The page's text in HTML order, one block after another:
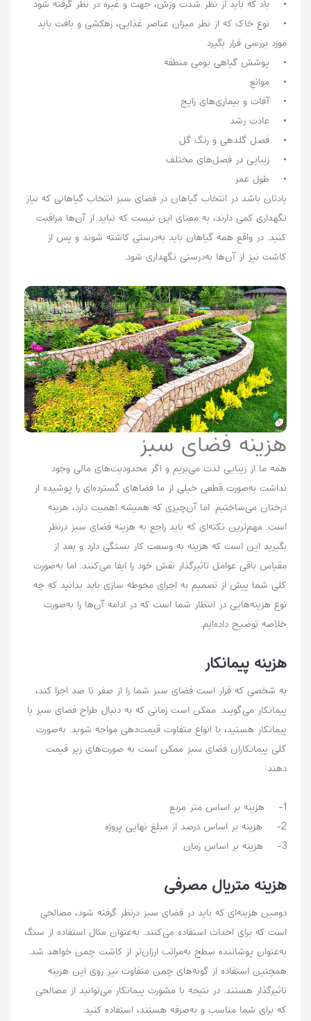
• باد که باید از نظر شدت وزش، جهت و غیره در نظر گرفته شود
• نوع خاک که از نظر میزان عناصر غذایی، زهکشی و بافت باید
مورد بررسی قرار بگیرد
• پوشش گیاهی بومی منطقه
• موانع
• آفات و بیماری‌های رایج
• عادت رشد
• فصل گلدهی و رنگ گل
• زیبایی در فصل‌های مختلف
• طول عمر
یادتان باشد در انتخاب گیاهان در فضای سبز انتخاب گیاهانی که نیاز
نگهداری کمی دارند، به معنای این نیست که نباید از آن‌ها مراقبت
کنید. در واقع همه گیاهان باید به‌درستی کاشته شوند و پس از
کاشت نیز از آن‌ها به‌درستی نگهداری شود.
هزینه فضای سبز
همه ما از زیبایی لذت می‌بریم و اگر محدودیت‌های مالی وجود
نداشت به‌صورت قطعی خیلی از ما فضاهای گسترده‌ای را پوشیده از
درختان می‌ساختیم. اما آن‌چیزی که همیشه اهمیت دارد، هزینه
است. مهم‌ترین نکته‌ای که باید راجع به هزینه فضای سبز درنظر
بگیرید این است که هزینه به وسعت کار بستگی دارد و بعد از
مقیاس باقی عوامل تاثیرگذار نقش خود را ایفا می‌کنند. اما به‌صورت
کلی شما پیش از تصمیم به اجرای محوطه سازی باید بدانید که چه
نوع هزینه‌هایی در انتظار شما است که در ادامه آن‌ها را به‌صورت
خلاصه توضیح داده‌ایم.
هزینه پیمانکار
به شخصی که قرار است فضای سبز شما را از صفر تا صد اجرا کند،
پیمانکار می‌گویند. ممکن است زمانی که به دنبال طراح فضای سبز یا
پیمانکار هستید، با انواع متفاوت قیمت‌دهی مواجه شوید. به‌صورت
کلی پیمانکاران فضای سبز ممکن است به صورت‌های زیر قیمت
دهند:
1- هزینه بر اساس متر مربع
2- هزینه بر اساس درصد از مبلغ نهایی پروژه
3- هزینه بر اساس زمان
هزینه متریال مصرفی
دومین هزینه‌ای که باید در فضای سبز درنظر گرفته شود، مصالحی
است که برای احداث استفاده می‌کنند. به‌عنوان مثال استفاده از سنگ
به‌عنوان پوشاننده سطح به‌مراتب ارزان‌تر از کاشت چمن خواهد شد.
همچنین استفاده از گونه‌های چمن متفاوت نیز روی این هزینه
تاثیرگذار هستند. در نتیجه با مشورت پیمانکار می‌توانید از مصالحی
که برای شما مناسب و به‌صرفه هستند، استفاده کنید.